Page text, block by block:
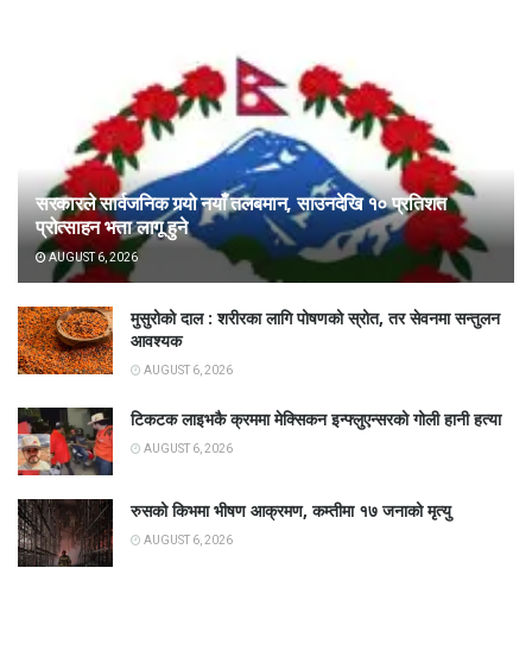
सरकारले सार्वजनिक गर्‍यो नयाँ तलबमान, साउनदेखि १० प्रतिशत
प्रोत्साहन भत्ता लागू हुने
AUGUST 6, 2026
मुसुरोको दाल : शरीरका लागि पोषणको स्रोत, तर सेवनमा सन्तुलन
आवश्यक
AUGUST 6, 2026
टिकटक लाइभकै क्रममा मेक्सिकन इन्फ्लुएन्सरको गोली हानी हत्या
AUGUST 6, 2026
रुसको किभमा भीषण आक्रमण, कम्तीमा १७ जनाको मृत्यु
AUGUST 6, 2026